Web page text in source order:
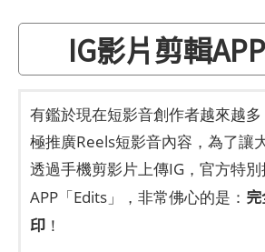
IG影片剪輯
有鑑於現在短影音創作者越來越
極推廣Reels短影音內容，為了讓
透過手機剪影片上傳IG，官方特
APP「Edits」，非常佛心的是：
印 ！